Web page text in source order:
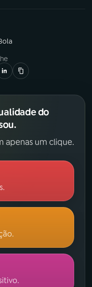
do
apenas um clique.